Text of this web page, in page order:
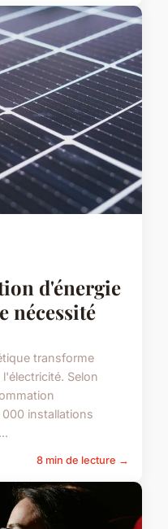
d'énergie
nécessité
transforme
Selon
installations
8 min de lecture →